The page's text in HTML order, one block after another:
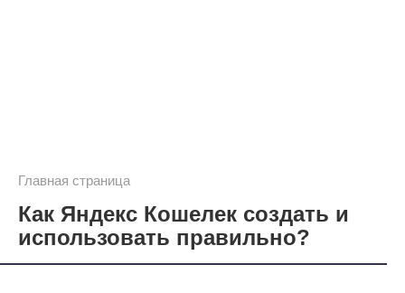
Главная страница
Как Яндекс Кошелек создать и
использовать правильно?